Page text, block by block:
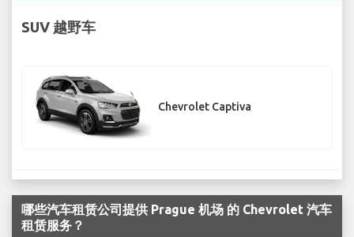
SUV 越野车
Chevrolet Captiva
哪些汽车租赁公司提供 Prague 机场 的 Chevrolet 汽车
租赁服务？